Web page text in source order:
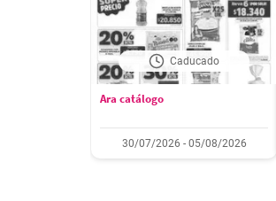
Caducado
Ara catálogo
30/07/2026 - 05/08/2026